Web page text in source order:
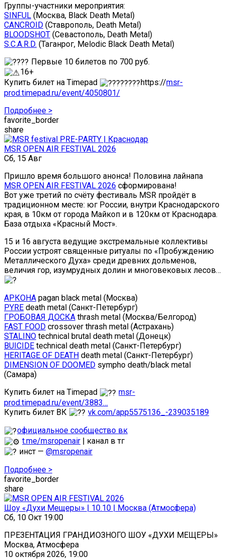
Группы-участники мероприятия:
SINFUL (Москва, Black Death Metal)
CANCROID (Ставрополь, Death Metal)
BLOODSHOT (Севастополь, Death Metal)
S.C.A.R.D. (Таганрог, Melodic Black Death Metal)
Первые 10 билетов по 700 руб.
16+
Купить билет на Timepad
https://msr-
prod.timepad.ru/event/4050801/
Подробнее >
favorite_border
share
MSR OPEN AIR FESTIVAL 2026
Сб, 15 Авг
Пришло время большого анонса! Половина лайнапа
MSR OPEN AIR FESTIVAL 2026 сформирована!
Вот уже третий по счёту фестиваль MSR пройдёт в
традиционном месте: юг России, внутри Краснодарского
края, в 10км от города Майкоп и в 120км от Краснодара.
База отдыха «Красный Мост».
15 и 16 августа ведущие экстремальные коллективы
России устроят священные ритуалы по «Пробуждению
Металлического Духа» среди древних дольменов,
величия гор, изумрудных долин и многовековых лесов…
АРКОНА pagan black metal (Москва)
PYRE death metal (Санкт-Петербург)
ГРОБОВАЯ ДОСКА thrash metal (Москва/Белгород)
FAST FOOD crossover thrash metal (Астрахань)
STALINO technical brutal death metal (Донецк)
BUICIDE technical death metal (Санкт-Петербург)
HERITAGE OF DEATH death metal (Санкт-Петербург)
DIMENSION OF DOOMED sympho death/black metal
(Самара)
Купить билет на Timepad
msr-
prod.timepad.ru/event/3883…
Купить билет ВК
vk.com/app5575136_-239035189
официальное сообщество вк
t.me/msropenair | канал в тг
инст —@msropenair
Подробнее >
favorite_border
share
Шоу «Духи Мещеры» | 10.10 | Москва (Атмосфера)
Сб, 10 Окт 19:00
ПРЕЗЕНТАЦИЯ ГРАНДИОЗНОГО ШОУ «ДУХИ МЕЩЕРЫ»
Москва, Атмосфера
10 октября 2026, 19:00